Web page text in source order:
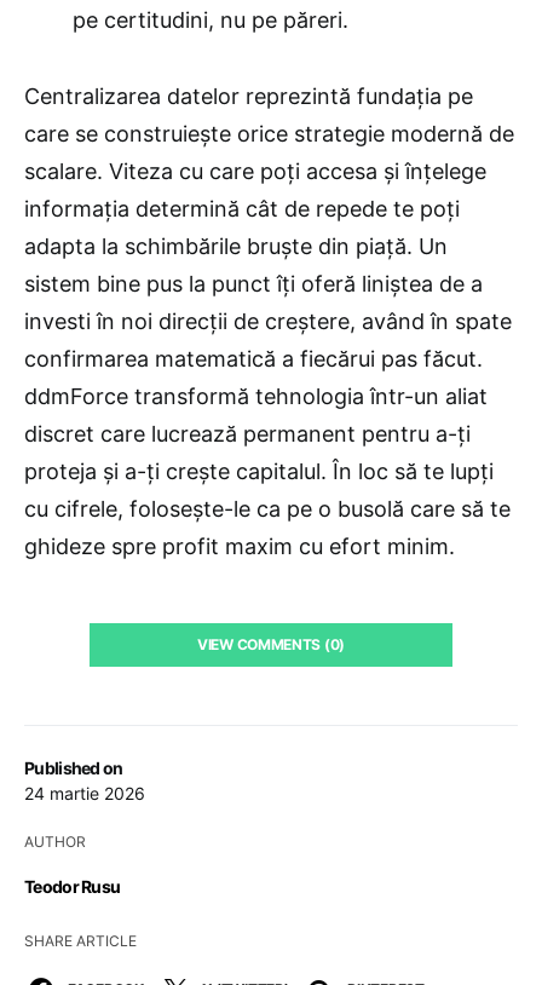
Published on
24 martie 2026
AUTHOR
Teodor Rusu
SHARE ARTICLE
pe certitudini, nu pe păreri.
Centralizarea datelor reprezintă fundația pe
care se construiește orice strategie modernă de
scalare. Viteza cu care poți accesa și înțelege
informația determină cât de repede te poți
adapta la schimbările bruște din piață. Un
sistem bine pus la punct îți oferă liniștea de a
investi în noi direcții de creștere, având în spate
confirmarea matematică a fiecărui pas făcut.
ddmForce transformă tehnologia într-un aliat
discret care lucrează permanent pentru a-ți
proteja și a-ți crește capitalul. În loc să te lupți
cu cifrele, folosește-le ca pe o busolă care să te
ghideze spre profit maxim cu efort minim.
VIEW COMMENTS (0)